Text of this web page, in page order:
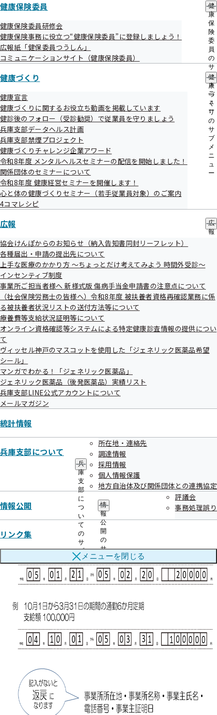
健康保険委員
健
康
保
険
委
員
の
サ
ブ
メ
ニ
ュ
ー
健康保険委員研修会
健康保険事務に役立つ“健康保険委員”に登録しましょう！
広報紙「健保委員つうしん」
コミュニケーションサイト（健康保険委員）
健康づくり
健
康
づ
く
り
の
サ
ブ
メ
ニ
ュ
ー
健康宣言
健康づくりに関するお役立ち動画を掲載しています
健診後のフォロー（受診勧奨）で従業員を守りましょう
兵庫支部データヘルス計画
兵庫支部禁煙プロジェクト
健康づくりチャレンジ企業アワード
令和8年度 メンタルヘルスセミナーの配信を開始しました！
関係団体のセミナーについて
令和8年度 健康経営セミナーを開催します！
心と体の健康づくりセミナー（若手従業員対象）のご案内
4コマレシピ
広報
広
報
ー
協会けんぽからのお知らせ（納入告知書同封リーフレット）
各種届出・申請の提出先について
上手な医療のかかり方 ～ちょっとだけ考えてみよう 時間外受診～
インセンティブ制度
事業所ご担当者様へ 新様式版 傷病手当金申請書の注意点について
（社会保険労務士の皆様へ）令和8年度 被扶養者資格再確認業務に係
る被扶養者状況リストの送付方法等について
療養費等支給状況証明等について
オンライン資格確認等システムによる特定健康診査情報の提供につい
て
ヴィッセル神戸のマスコットを使用した「ジェネリック医薬品希望
シール」
マンガでわかる！「ジェネリック医薬品」
ジェネリック医薬品（後発医薬品）実績リスト
兵庫支部LINE公式アカウントについて
メールマガジン
統計情報
兵庫支部について
兵
庫
支
部
に
つ
い
て
の
サ
ブ
メ
ニ
ュ
ー
所在地・連絡先
調達情報
採用情報
個人情報保護
地方自治体及び関係団体との連携協定
情報公開
情
報
公
開
の
サ
ブ
メ
ニ
ュ
評議会
事務処理誤り
リンク集
メニューを閉じる